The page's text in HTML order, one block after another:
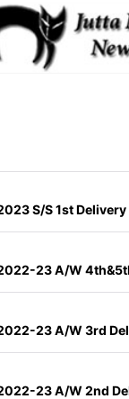
S/S 1st Delivery
23 A/W
23 A/W 3rd
23 A/W 2nd